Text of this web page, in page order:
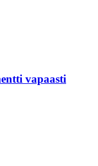
vapaasti